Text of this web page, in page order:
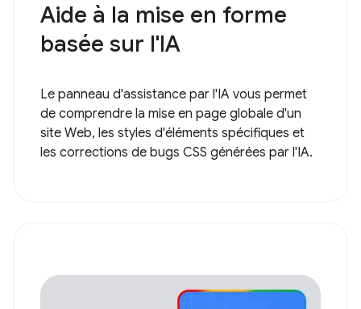
Aide à la mise en forme
basée sur l'IA
Le panneau d'assistance par l'IA vous permet
de comprendre la mise en page globale d'un
site Web, les styles d'éléments spécifiques et
les corrections de bugs CSS générées par l'IA.